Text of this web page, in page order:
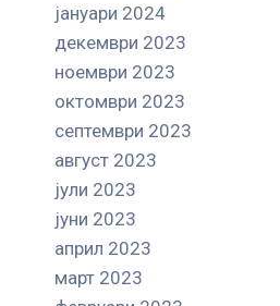
јануари 2024
декември 2023
ноември 2023
октомври 2023
септември 2023
август 2023
јули 2023
јуни 2023
април 2023
март 2023